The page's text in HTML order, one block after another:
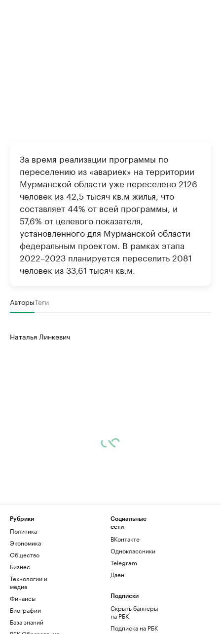
За время реализации программы по
переселению из «авариек» на территории
Мурманской области уже переселено 2126
человек из 42,5 тысяч кв.м жилья, что
составляет 44% от всей программы, и
57,6% от целевого показателя,
установленного для Мурманской области
федеральным проектом. В рамках этапа
2022–2023 планируется переселить 2081
человек из 33,61 тысяч кв.м.
АвторыТеги
Наталья Линкевич
Рубрики
Политика
Экономика
Общество
Бизнес
Технологии и
медиа
Финансы
Биографии
База знаний
Социальные
сети
ВКонтакте
Одноклассники
Telegram
Дзен
Подписки
Скрыть баннеры
на РБК
Подписка на РБК